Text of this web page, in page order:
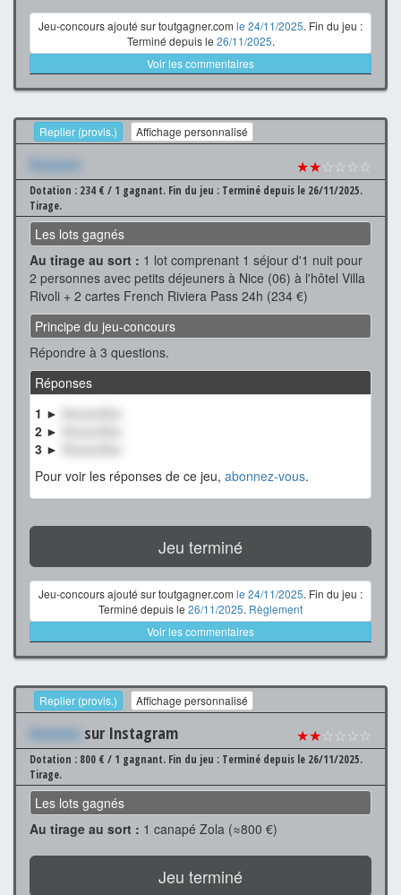
Jeu-concours ajouté sur toutgagner.com le 24/11/2025. Fin du jeu :
Terminé depuis le 26/11/2025.
Voir les commentaires
Replier (provis.) Affichage personnalisé
Xxxxxxx ★★☆☆☆☆
Dotation : 234 € / 1 gagnant. Fin du jeu : Terminé depuis le 26/11/2025.
Tirage.
Les lots gagnés
Au tirage au sort : 1 lot comprenant 1 séjour d'1 nuit pour
2 personnes avec petits déjeuners à Nice (06) à l'hôtel Villa
Rivoli + 2 cartes French Riviera Pass 24h (234 €)
Principe du jeu-concours
Répondre à 3 questions.
Réponses
1 ►
2 ►
3 ►
Pour voir les réponses de ce jeu, abonnez-vous.
Jeu terminé
Jeu-concours ajouté sur toutgagner.com le 24/11/2025. Fin du jeu :
Terminé depuis le 26/11/2025. Règlement
Voir les commentaires
Replier (provis.) Affichage personnalisé
Xxxxxxx sur Instagram ★★☆☆☆☆
Dotation : 800 € / 1 gagnant. Fin du jeu : Terminé depuis le 26/11/2025.
Tirage.
Les lots gagnés
Au tirage au sort : 1 canapé Zola (≈800 €)
Jeu terminé